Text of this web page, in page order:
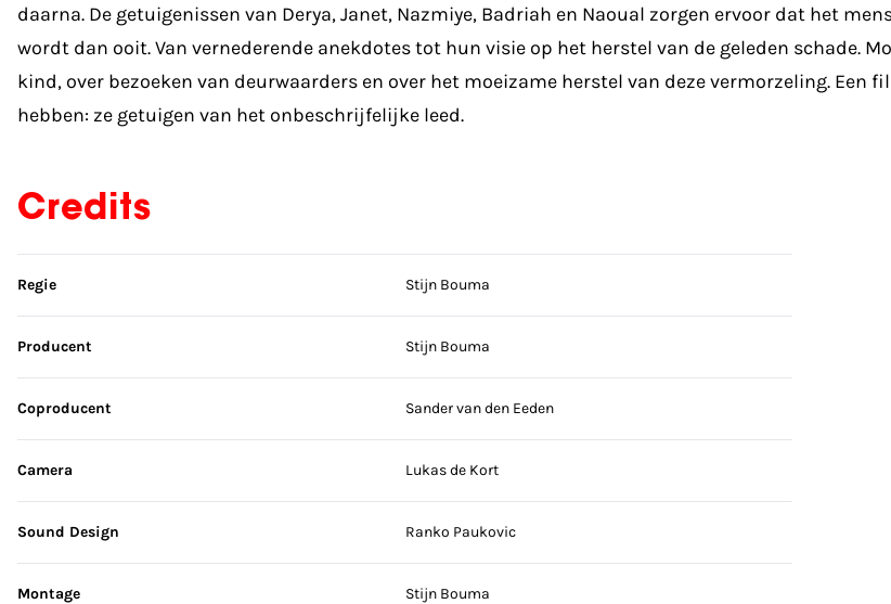
daarna. De getuigenissen van Derya, Janet, Nazmiye, Badriah en Naoual zorgen ervoor dat het
wordt dan ooit. Van vernederende anekdotes tot hun visie op het herstel van de geleden schade.
kind, over bezoeken van deurwaarders en over het moeizame herstel van deze vermorzeling.
hebben: ze getuigen van het onbeschrijfelijke leed.
Credits
Sla credits over
Regie Stijn Bouma
Producent Stijn Bouma
Coproducent Sander van den Eeden
Camera Lukas de Kort
Sound Design Ranko Paukovic
Montage Stijn Bouma